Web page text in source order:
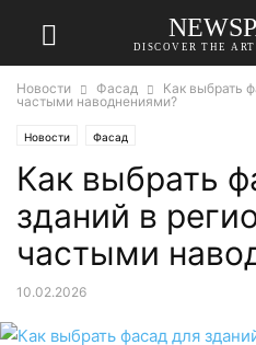
DISCOVER THE
Новости Фасад
Как выбрать
частыми наводнениями?
Новости Фасад
Как выбрать
зданий в
частыми
10.02.2026